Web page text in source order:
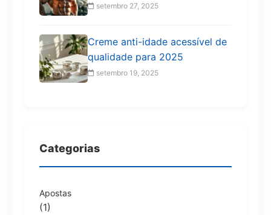
setembro 27, 2025
Creme anti-idade acessível de
qualidade para 2025
setembro 19, 2025
Categorias
Apostas
(1)